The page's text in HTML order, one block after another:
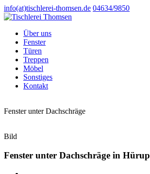
info(at)tischlerei-thomsen.de 04634/9850
Über uns
Fenster
Türen
Treppen
Möbel
Sonstiges
Kontakt
Fenster unter Dachschräge
Bild
Fenster unter Dachschräge in Hürup